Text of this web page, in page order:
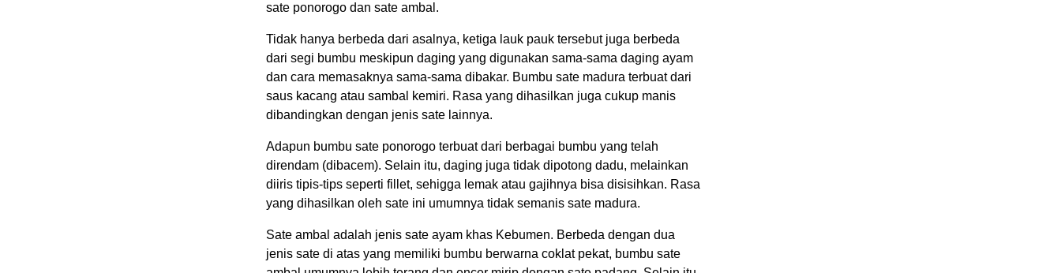
sate ponorogo dan sate ambal.
Tidak hanya berbeda dari asalnya, ketiga lauk pauk tersebut juga berbeda
dari segi bumbu meskipun daging yang digunakan sama-sama daging ayam
dan cara memasaknya sama-sama dibakar. Bumbu sate madura terbuat dari
saus kacang atau sambal kemiri. Rasa yang dihasilkan juga cukup manis
dibandingkan dengan jenis sate lainnya.
Adapun bumbu sate ponorogo terbuat dari berbagai bumbu yang telah
direndam (dibacem). Selain itu, daging juga tidak dipotong dadu, melainkan
diiris tipis-tips seperti fillet, sehigga lemak atau gajihnya bisa disisihkan. Rasa
yang dihasilkan oleh sate ini umumnya tidak semanis sate madura.
Sate ambal adalah jenis sate ayam khas Kebumen. Berbeda dengan dua
jenis sate di atas yang memiliki bumbu berwarna coklat pekat, bumbu sate